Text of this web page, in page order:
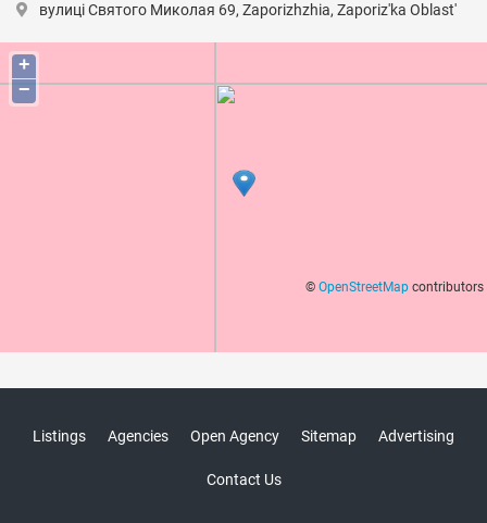
вулиці Святого Миколая 69, Zaporizhzhia, Zaporiz'ka Oblast'
+
−
© OpenStreetMap contributors
Listings Agencies Open Agency Sitemap Advertising
Contact Us